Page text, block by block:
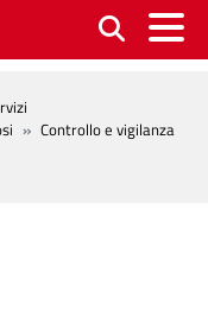
Controllo e vigilanza